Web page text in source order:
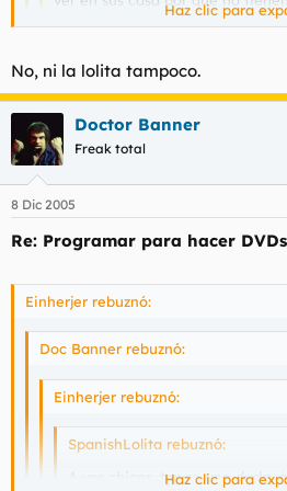
lean formatos AVI y todo eso, es
muchas gracias.Haz clic para
LOL
ey, guerrero, eres nuevo?
Haz clic para
No, ni la lolita tampoco.
Doctor Banner
Freak total
8 Dic 2005
Re: Programar para hacer DVDs
Einherjer rebuznó:
Doc Banner rebuznó:
Einherjer rebuznó:
SpanishLolita rebuznó:
A ver chicos, tengo una duda,
Haz clic para